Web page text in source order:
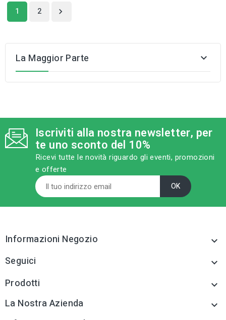
1 2 
La Maggior Parte 
Iscriviti alla nostra newsletter, per
te uno sconto del 10%
Ricevi tutte le novità riguardo gli eventi, promozioni
e offerte
Informazioni Negozio 
Seguici 
Prodotti 
La Nostra Azienda 